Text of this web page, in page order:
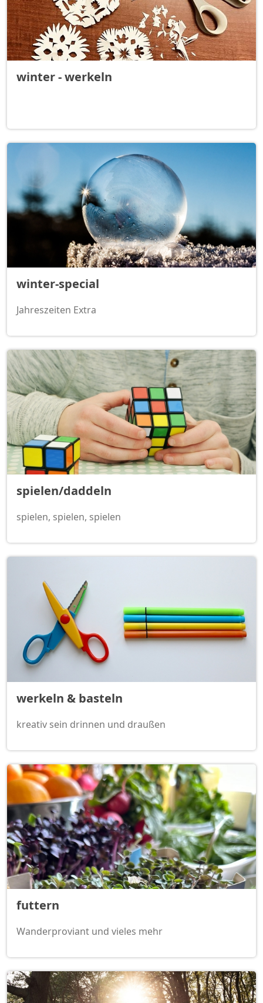
winter - werkeln
winter-special
Jahreszeiten Extra
spielen/daddeln
spielen, spielen, spielen
werkeln & basteln
kreativ sein drinnen und draußen
futtern
Wanderproviant und vieles mehr